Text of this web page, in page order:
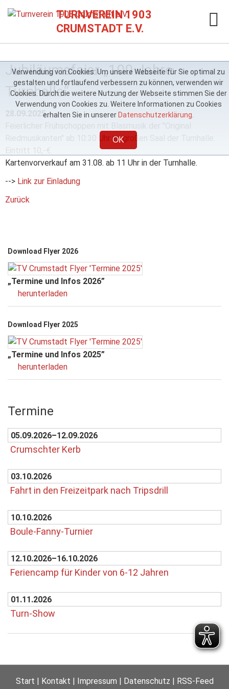
TURNVEREIN 1903
CRUMSTADT E.V.
Jubiläumsfeier „100 Jahre
Turnhalle“
28.09.2025
Riedmusikanten" ab 10:30 Uhr im großen Saal der Turnhalle.
Kartenvorverkauf am 31.08. ab 11 Uhr in der Turnhalle.
--> Link zur Einladung
Zurück
Download Flyer 2026
„Termine und Infos 2026”
herunterladen
Download Flyer 2025
„Termine und Infos 2025”
herunterladen
Termine
05.09.2026–12.09.2026
Crumschter Kerb
03.10.2026
Fahrt in den Freizeitpark nach Tripsdrill
10.10.2026
Boule-Fanny-Turnier
12.10.2026–16.10.2026
Feriencamp für Kinder von 6-12 Jahren
01.11.2026
Turn-Show
Start Kontakt Impressum Datenschutz RSS-Feed
Verwendung von Cookies: Um unsere Webseite für Sie optimal zu
gestalten und fortlaufend verbessern zu können, verwenden wir
Cookies. Durch die weitere Nutzung der Webseite stimmen Sie der
Verwendung von Cookies zu. Weitere Informationen zu Cookies
erhalten Sie in unserer Datenschutzerklärung.
OK